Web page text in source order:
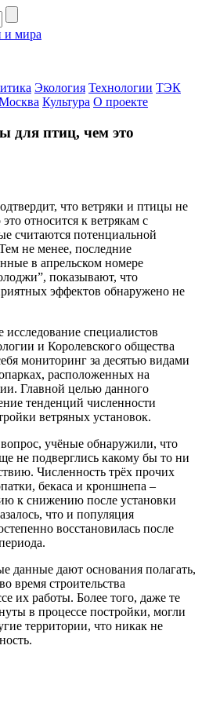
и мира
Экология Технологии ТЭК
Культура О проекте
для птиц, чем это
что ветряки и птицы не
относится к ветрякам с
считаются потенциальной
не менее, последние
в апрельском номере
показывают, что
эффектов обнаружено не
исследование специалистов
и Королевского общества
мониторинг за десятью видами
расположенных на
Главной целью данного
тенденций численности
ветряных установок.
учёные обнаружили, что
не подверглись какому бы то ни
Численность трёх прочих
бекаса и кроншнепа –
к снижению после установки
что и популяция
восстановилась после
данные дают основания полагать,
время строительства
их работы. Более того, даже те
в процессе постройки, могли
территории, что никак не